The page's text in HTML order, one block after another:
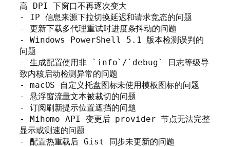
高 DPI 下窗口不再逐次变大
- IP 信息来源下拉切换延迟和请求竞态的问题
- 更新下载多代理重试时进度条抖动的问题
- Windows PowerShell 5.1 版本检测误判的
问题
- 生成配置使用非 `info`/`debug` 日志等级导
致内核启动检测异常的问题
- macOS 自定义托盘图标未使用模板图标的问题
- 悬浮窗流量文本被裁切的问题
- 订阅刷新提示位置遮挡的问题
- Mihomo API 变更后 provider 节点无法完整
显示或测速的问题
- 配置热重载后 Gist 同步未更新的问题